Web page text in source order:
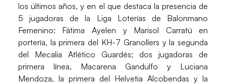
los últimos años, y en el que destaca la presencia de
5 jugadoras de la Liga Loterías de Balonmano
Femenino: Fátima Ayelen y Marisol Carratú en
portería, la primera del KH-7 Granollers y la segunda
del Mecalia Atlético Guardés; dos jugadoras de
primera línea, Macarena Gandulfo y Luciana
Mendoza, la primera del Helvetia Alcobendas y la